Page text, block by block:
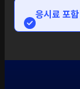
응시료 포